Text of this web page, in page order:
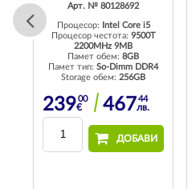
Арт. № 80128692
Процесор:
Intel Core i5
Процесор честота: 9500T
2200MHz 9MB
Памет обем: 8GB
Памет тип: So-Dimm DDR4
Storage обем: 256GB
23900
€ 46744
лв.
ДОБАВИ